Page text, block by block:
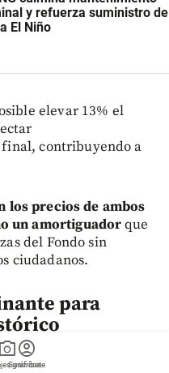
photo_camera
gráficos
account_circle
Suscríbete
y refuerza suministro de
El Niño
elevar 13% el
contribuyendo a
los precios de ambos
un amortiguadorque
del Fondo sin
ciudadanos.
para
del